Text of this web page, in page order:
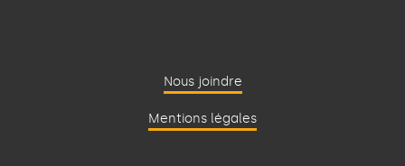
Nous joindre
Mentions légales